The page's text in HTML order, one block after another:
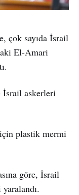
çok sayıda İsrail
El-Amari
İsrail askerleri
plastik mermi
göre, İsrail